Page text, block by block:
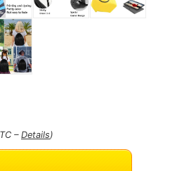
– Details)